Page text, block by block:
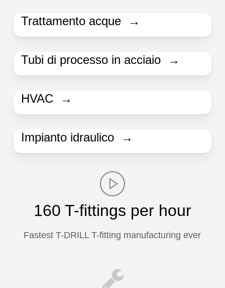
Trattamento acque →
Tubi di processo in acciaio →
HVAC →
Impianto idraulico →
160 T-fittings per hour
Fastest T-DRILL T-fitting manufacturing ever